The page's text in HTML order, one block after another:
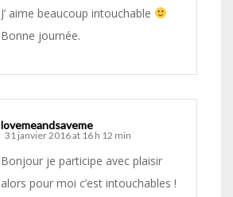
J’ aime beaucoup intouchable
Bonne journée.
lovemeandsaveme
31 janvier 2016 at 16 h 12 min
Bonjour je participe avec plaisir
alors pour moi c’est intouchables !